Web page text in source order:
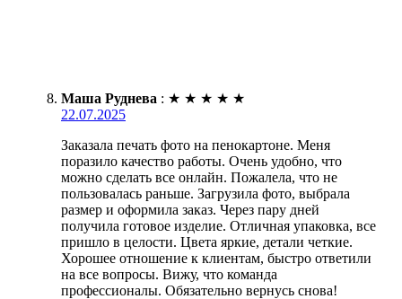
Маша Руднева : ★ ★ ★ ★ ★
22.07.2025
Заказала печать фото на пенокартоне. Меня
поразило качество работы. Очень удобно, что
можно сделать все онлайн. Пожалела, что не
пользовалась раньше. Загрузила фото, выбрала
размер и оформила заказ. Через пару дней
получила готовое изделие. Отличная упаковка, все
пришло в целости. Цвета яркие, детали четкие.
Хорошее отношение к клиентам, быстро ответили
на все вопросы. Вижу, что команда
профессионалы. Обязательно вернусь снова!